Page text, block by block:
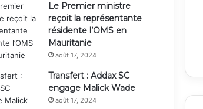
Le Premier ministre
reçoit la représentante
résidente l’OMS en
Mauritanie
août 17, 2024
Transfert : Addax SC
engage Malick Wade
août 17, 2024